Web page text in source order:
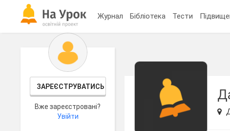
Журнал Бібліотека Тести
ЗАРЕЄСТРУВАТИСЬ
Вже зареєстровані?
Увійти